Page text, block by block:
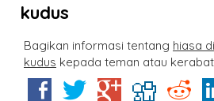
kudus
Bagikan informasi tentang hiasa
kudus kepada teman atau